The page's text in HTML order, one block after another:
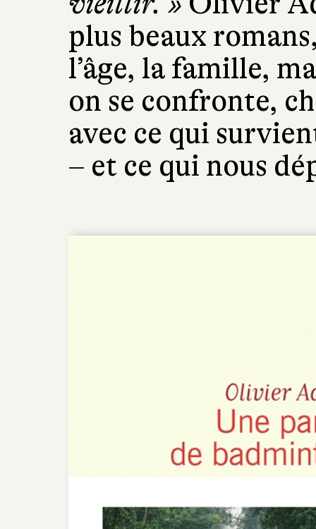
plus beaux
l’âge, la famille,
on se confronte,
avec ce qui
– et ce qui nous